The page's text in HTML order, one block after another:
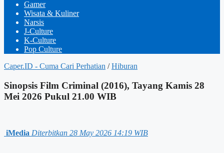
Gamer
Wisata & Kuliner
Narsis
J-Culture
K-Culture
Pop Culture
Caper.ID - Cuma Cari Perhatian / Hiburan
Sinopsis Film Criminal (2016), Tayang Kamis 28
Mei 2026 Pukul 21.00 WIB
iMedia Diterbitkan 28 May 2026 14:19 WIB